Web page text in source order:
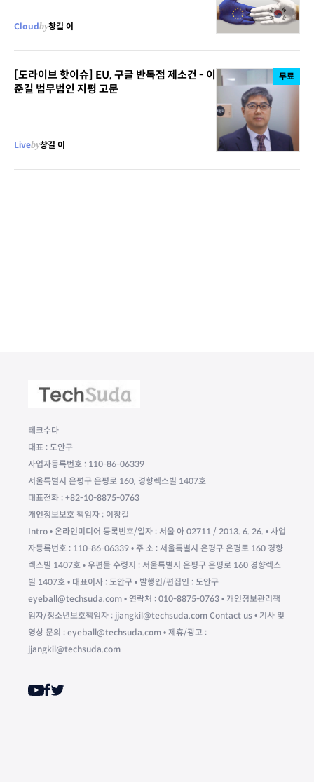
Cloudby창길 이
[도라이브 핫이슈] EU, 구글 반독점 제소건 - 이
준길 법무법인 지평 고문
Liveby창길 이
무료
테크수다
대표 : 도안구
사업자등록번호 : 110-86-06339
서울특별시 은평구 은평로 160, 경향렉스빌 1407호
대표전화 : +82-10-8875-0763
개인정보보호 책임자 : 이창길
Intro • 온라인미디어 등록번호/일자 : 서울 아 02711 / 2013. 6. 26. • 사업
자등록번호 : 110-86-06339 • 주 소 : 서울특별시 은평구 은평로 160 경향
렉스빌 1407호 • 우편물 수령지 : 서울특별시 은평구 은평로 160 경향렉스
빌 1407호 • 대표이사 : 도안구 • 발행인/편집인 : 도안구
eyeball@techsuda.com • 연락처 : 010-8875-0763 • 개인정보관리책
임자/청소년보호책임자 : jjangkil@techsuda.com Contact us • 기사 및
영상 문의 : eyeball@techsuda.com • 제휴/광고 :
jjangkil@techsuda.com